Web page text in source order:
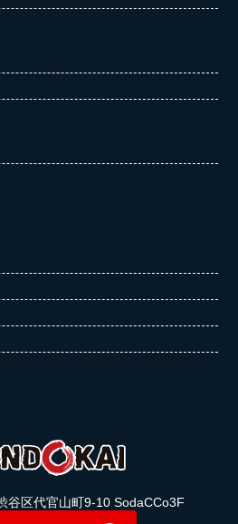
谷区代官山町9-10 SodaCCo3F